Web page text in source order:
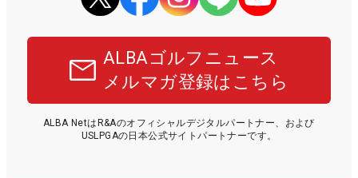
ALBAゴルフニュース
メルマガ登録はこちら
ALBA NetはR&Aのオフィシャルデジタルパートナー、および
USLPGAの日本公式サイトパートナーです。